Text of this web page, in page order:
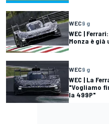
WEC9 g
WEC |
Monza è
WEC9 g
WEC | La
"Vogliamo
la 499P"